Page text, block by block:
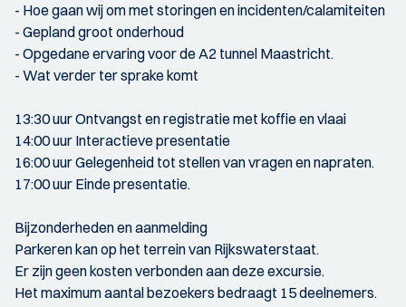
- Hoe gaan wij om met storingen en incidenten/calamiteiten
- Gepland groot onderhoud
- Opgedane ervaring voor de A2 tunnel Maastricht.
- Wat verder ter sprake komt
13:30 uur Ontvangst en registratie met koffie en vlaai
14:00 uur Interactieve presentatie
16:00 uur Gelegenheid tot stellen van vragen en napraten.
17:00 uur Einde presentatie.
Bijzonderheden en aanmelding
Parkeren kan op het terrein van Rijkswaterstaat.
Er zijn geen kosten verbonden aan deze excursie.
Het maximum aantal bezoekers bedraagt 15 deelnemers.